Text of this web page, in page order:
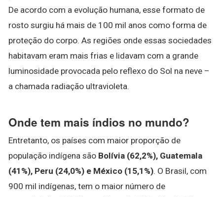
De acordo com a evolução humana, esse formato de
rosto surgiu há mais de 100 mil anos como forma de
proteção do corpo. As regiões onde essas sociedades
habitavam eram mais frias e lidavam com a grande
luminosidade provocada pelo reflexo do Sol na neve –
a chamada radiação ultravioleta.
Onde tem mais índios no mundo?
Entretanto, os países com maior proporção de
população indígena são Bolívia (62,2%), Guatemala
(41%), Peru (24,0%) e México (15,1%). O Brasil, com
900 mil indígenas, tem o maior número de